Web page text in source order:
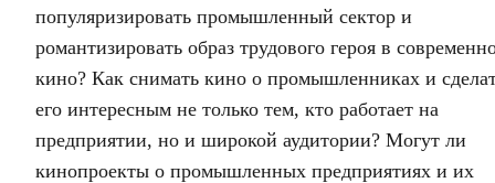
популяризировать промышленный сектор и
романтизировать образ трудового героя в
кино? Как снимать кино о промышленниках и
его интересным не только тем, кто работает на
предприятии, но и широкой аудитории? Могут ли
кинопроекты о промышленных предприятиях и их